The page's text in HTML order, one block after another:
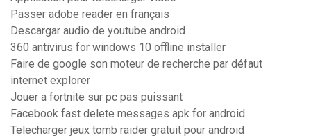
Passer adobe reader en français
Descargar audio de youtube android
360 antivirus for windows 10 offline installer
Faire de google son moteur de recherche par défaut
internet explorer
Jouer a fortnite sur pc pas puissant
Facebook fast delete messages apk for android
Telecharger jeux tomb raider gratuit pour android